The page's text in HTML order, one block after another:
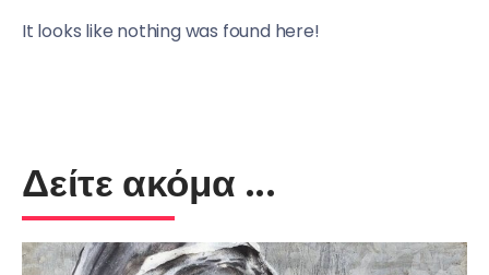
It looks like nothing was found here!
Δείτε ακόμα ...